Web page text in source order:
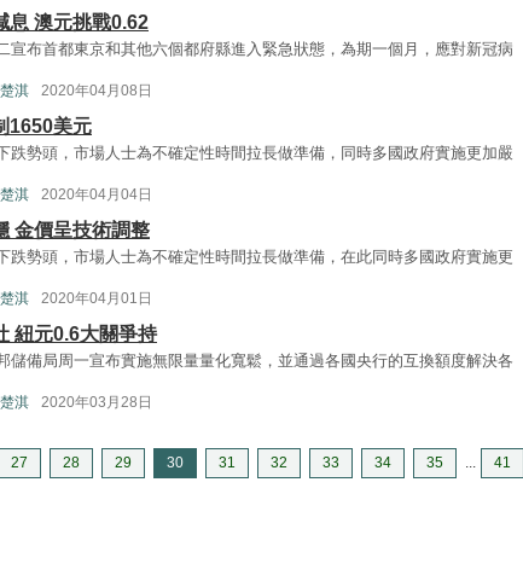
息 澳元挑戰0.62
宣布首都東京和其他六個都府縣進入緊急狀態，為期一個月，應對新冠病
淇 2020年04月08日
1650美元
跌勢頭，市場人士為不確定性時間拉長做準備，同時多國政府實施更加嚴
淇 2020年04月04日
金價呈技術調整
跌勢頭，市場人士為不確定性時間拉長做準備，在此同時多國政府實施更
淇 2020年04月01日
紐元0.6大關爭持
儲備局周一宣布實施無限量量化寬鬆，並通過各國央行的互換額度解決各
淇 2020年03月28日
27 28 29 30 31 32 33 34 35 ... 41